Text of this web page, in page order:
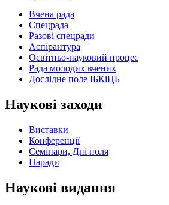
Вчена рада
Спецрада
Разові спецради
Аспірантура
Освітньо-науковий процес
Рада молодих вчених
Дослідне поле ІБКіЦБ
Наукові заходи
Виставки
Конференції
Семінари, Дні поля
Наради
Наукові видання